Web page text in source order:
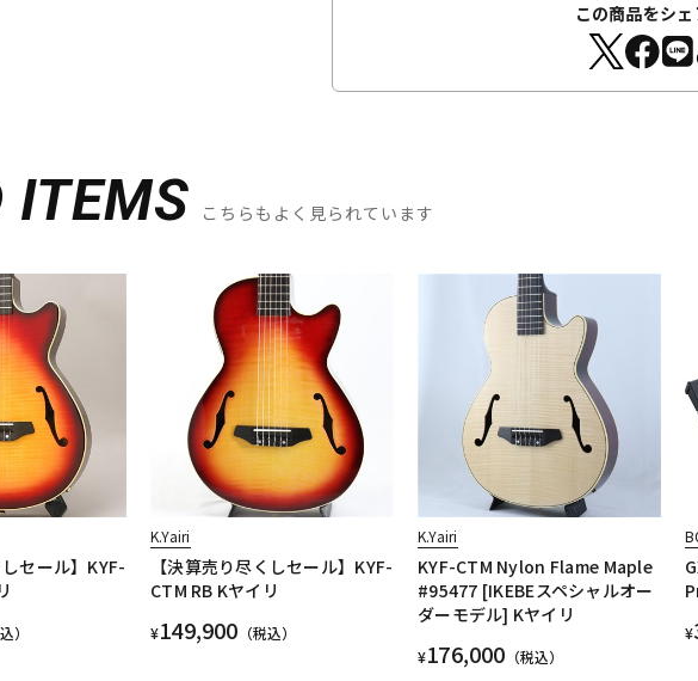
この商品をシ
ITEMS こちらもよく見られています
しセール】KYF-
）
K.Yairi
【決算売り尽くしセール】KYF-
CTM RB Kヤイリ
¥149,900 （税込）
K.Yairi
KYF-CTM Nylon Flame Maple
#95477 [IKEBEスペシャルオー
ダーモデル] Kヤイリ
¥176,000 （税込）
¥